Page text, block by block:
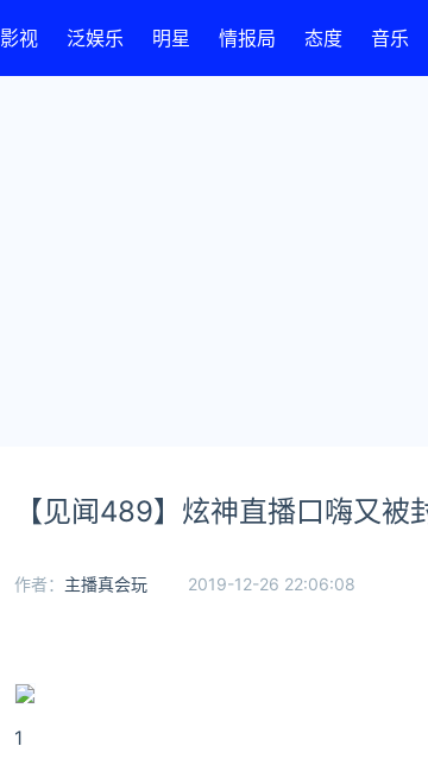
影视 泛娱乐 明星 情报局 态度 音乐
【见闻489】炫神直播口嗨又
作者： 主播真会玩 2019-12-26 22:06:08
1